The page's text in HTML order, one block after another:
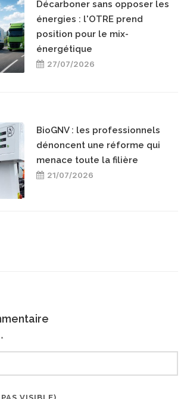
Décarboner sans opposer les
énergies : l'OTRE prend
position pour le mix-
énergétique
27/07/2026
BioGNV : les professionnels
dénoncent une réforme qui
menace toute la filière
21/07/2026